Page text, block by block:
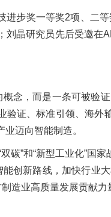
进步奖一等奖2项、二
刘晶研究员先后受邀在
概念，而是一条可被验
证、标准引领、海外
迈向智能制造。
双碳”和“新型工业化”国
能创新路线，加快行业
造业高质量发展贡献力